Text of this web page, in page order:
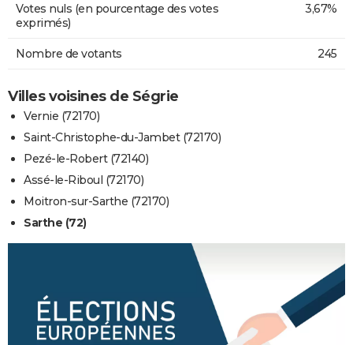
Votes nuls (en pourcentage des votes
exprimés)
3,67%
Nombre de votants 245
Villes voisines de Ségrie
Vernie (72170)
Saint-Christophe-du-Jambet (72170)
Pezé-le-Robert (72140)
Assé-le-Riboul (72170)
Moitron-sur-Sarthe (72170)
Sarthe (72)